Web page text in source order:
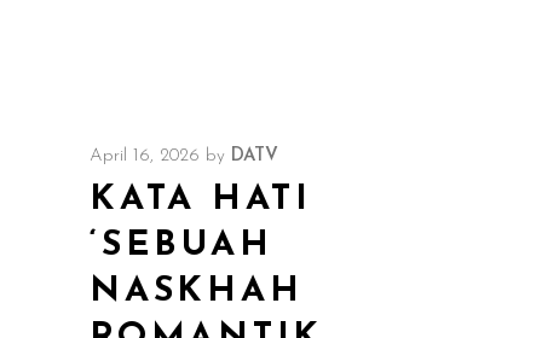
April 16, 2026 by DATV
KATA HATI
‘SEBUAH
NASKHAH